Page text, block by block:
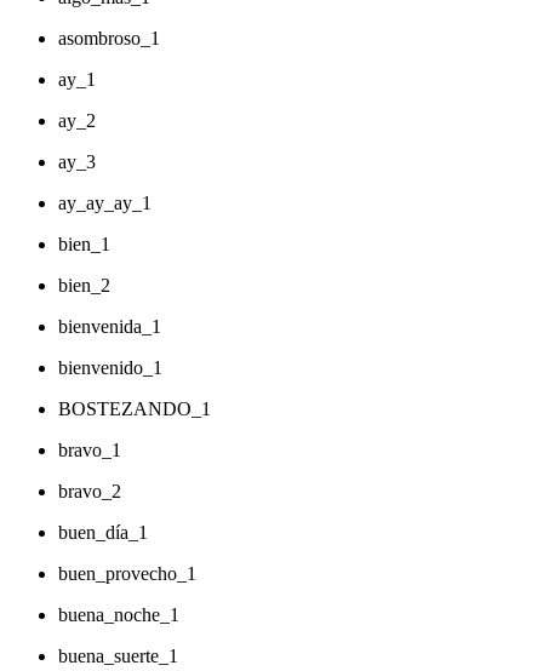
asombroso_1
ay_1
ay_2
ay_3
ay_ay_ay_1
bien_1
bien_2
bienvenida_1
bienvenido_1
BOSTEZANDO_1
bravo_1
bravo_2
buen_día_1
buen_provecho_1
buena_noche_1
buena_suerte_1